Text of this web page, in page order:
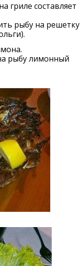
гриле составляет
рыбу на решетку
рыбу лимонный